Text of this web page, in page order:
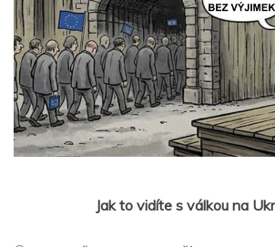
Jak to vidíte s válkou na